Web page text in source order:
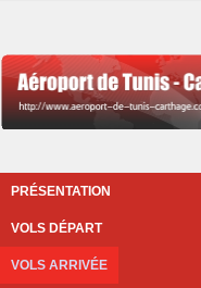
PRÉSENTATION
VOLS DÉPART
VOLS ARRIVÉE